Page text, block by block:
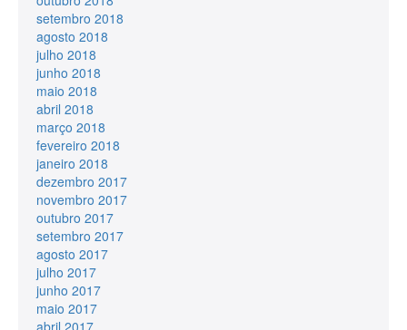
setembro 2018
agosto 2018
julho 2018
junho 2018
maio 2018
abril 2018
março 2018
fevereiro 2018
janeiro 2018
dezembro 2017
novembro 2017
outubro 2017
setembro 2017
agosto 2017
julho 2017
junho 2017
maio 2017